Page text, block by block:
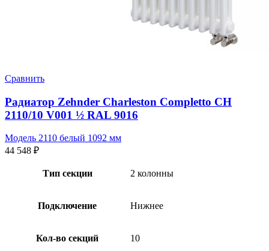
Сравнить
Радиатор Zehnder Charleston Completto CH
2110/10 V001 ½ RAL 9016
Модель 2110 белый 1092 мм
44 548 ₽
Тип секции 2 колонны
Подключение Нижнее
Кол-во секций 10